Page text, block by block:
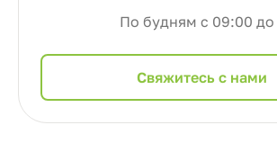
По будням с 09:00 до
Cвяжитесь с нами